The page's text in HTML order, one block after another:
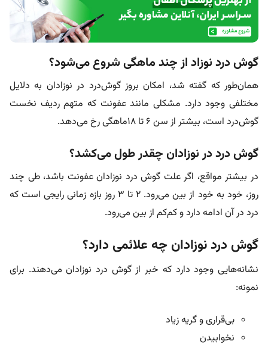
گوش درد نوزاد از چند ماهگی شروع می‌شود؟
همان‌طور که گفته شد، امکان بروز گوش‌درد در نوزادان به دلایل
مختلفی وجود دارد. مشکلی مانند عفونت که متهم ردیف نخست
گوش‌درد است، بیشتر از سن ۶ تا ۱۸ماهگی رخ می‌دهد.
گوش درد در نوزادان چقدر طول می‌کشد؟
در بیشتر مواقع، اگر علت گوش درد نوزادان عفونت باشد، طی چند
روز، خود به خود از بین می‌رود. ۲ تا ۳ روز بازه زمانی رایجی است که
درد در آن ادامه دارد و کم‌کم از بین می‌رود.
گوش درد نوزادان چه علائمی دارد؟
نشانه‌هایی وجود دارد که خبر از گوش درد نوزادان می‌دهند. برای
نمونه:
بی‌قراری و گریه زیاد
نخوابیدن